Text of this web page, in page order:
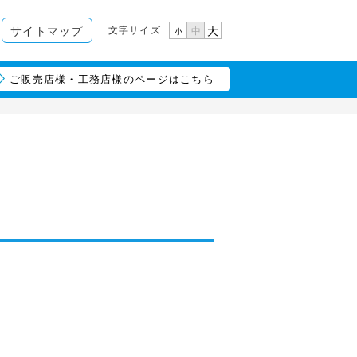
サイトマップ 文字サイズ 小 中 大
ご販売店様・工務店様のページはこちら